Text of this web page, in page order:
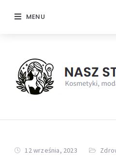
MENU
12 września, 2023